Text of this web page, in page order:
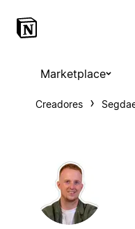
Marketplace
Creadores